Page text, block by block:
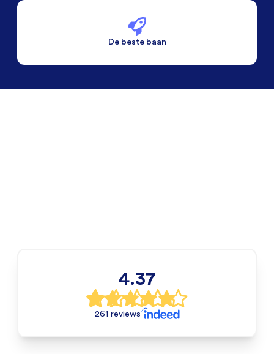
De beste baan
4.37
261 reviews